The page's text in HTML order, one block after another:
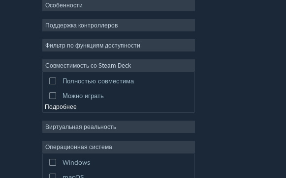
Симулятор
Видеопродакшн
Обработка фото
Особенности
Поддержка контроллеров
Фильтр по функциям доступности
Совместимость со Steam Deck
Полностью совместима
Можно играть
Подробнее
Виртуальная реальность
Операционная система
Windows